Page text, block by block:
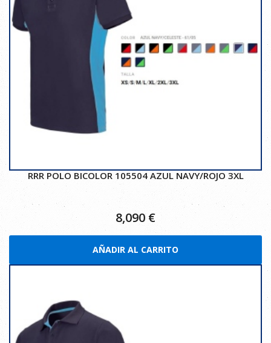
RRR POLO BICOLOR 105504 AZUL NAVY/ROJO 3XL
8,090 €
AÑADIR AL CARRITO